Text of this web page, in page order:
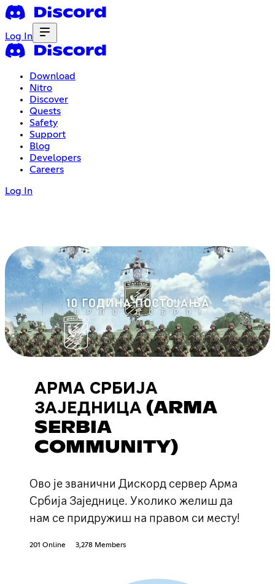
Log In
Download
Nitro
Discover
Quests
Safety
Support
Blog
Developers
Careers
Log In
АРМА СРБИЈА
ЗАЈЕДНИЦА (ARMA
SERBIA
COMMUNITY)
Ово је званични Дискорд сервер Арма
Србија Заједнице. Уколико желиш да
нам се придружиш на правом си месту!
201 Online 3,278 Members